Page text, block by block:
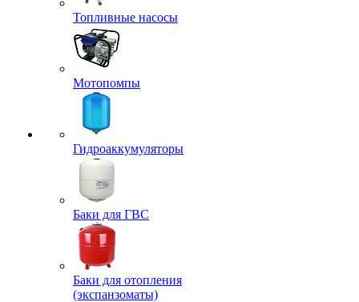
Топливные насосы
Мотопомпы
Гидроаккумуляторы
Баки для ГВС
Баки для отопления
(экспанзоматы)